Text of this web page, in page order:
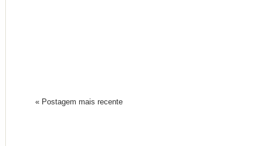
« Postagem mais recente